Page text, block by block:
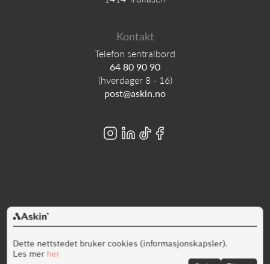
Kontakt
Telefon sentralbord
64 80 90 90
(hverdager 8 - 16)
post@askin.no
Alt innhold er opphavsrettslig beskyttet © Askin